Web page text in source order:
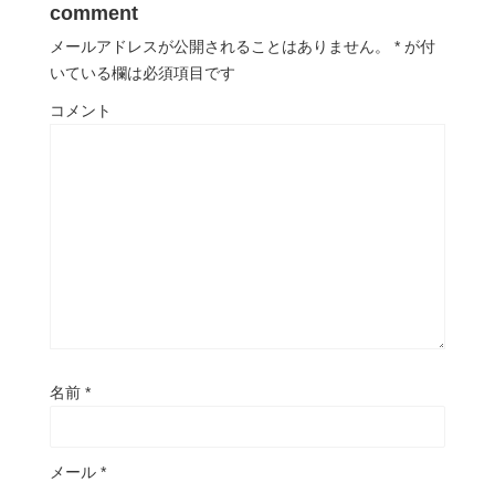
comment
メールアドレスが公開されることはありません。 * が付
いている欄は必須項目です
コメント
名前 *
メール *